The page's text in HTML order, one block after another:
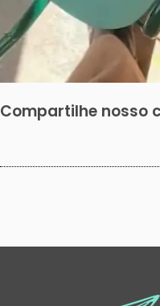
Compartilhe nosso